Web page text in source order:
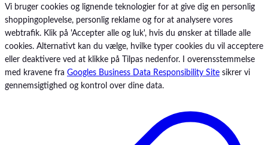
Vi bruger cookies og lignende teknologier for at give dig en personlig
shoppingoplevelse, personlig reklame og for at analysere vores
webtrafik. Klik på 'Accepter alle og luk', hvis du ønsker at tillade alle
cookies. Alternativt kan du vælge, hvilke typer cookies du vil acceptere
eller deaktivere ved at klikke på Tilpas nedenfor. I overensstemmelse
med kravene fra Googles Business Data Responsibility Site sikrer vi
gennemsigtighed og kontrol over dine data.